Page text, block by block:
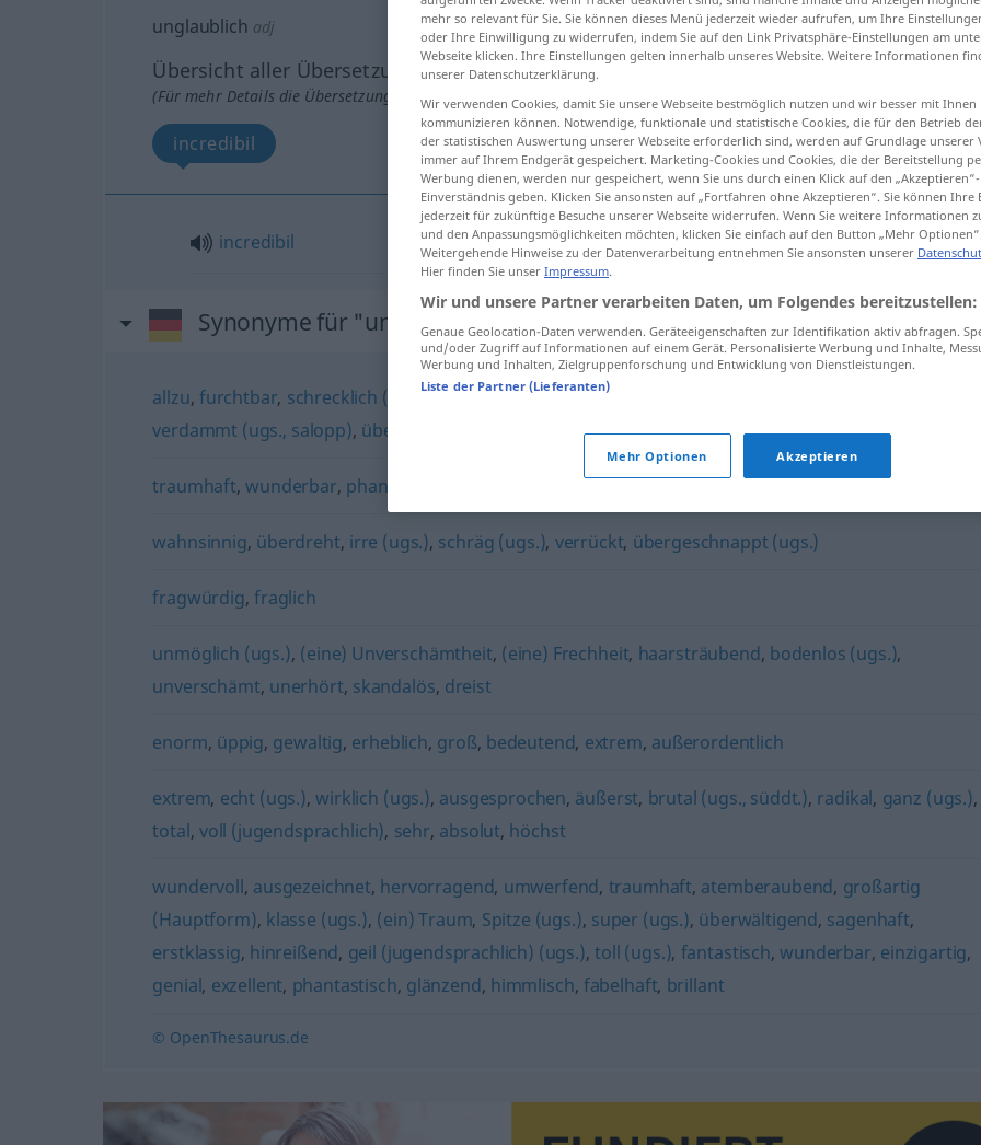
unglaublich adj
Übersicht aller Übersetzungen
(Für mehr Details die Übersetzung anklicken/antippen)
incredibil
incredibil unglaublich
Synonyme für "unglaublich"
allzu, furchtbar, schrecklich (ugs.),verdächtig (ironisch),
verdammt (ugs., salopp), übertrieben ungewöhnlich
traumhaft,wunderbar, phantastisch
wahnsinnig, überdreht, irre (ugs.), schräg (ugs.), verrückt, übergeschnappt (ugs.)
fragwürdig,fraglich
unmöglich (ugs.), (eine) Unverschämtheit, (eine) Frechheit, haarsträubend, bodenlos (ugs.),
unverschämt, unerhört, skandalös, dreist
enorm, üppig, gewaltig, erheblich, groß, bedeutend, extrem, außerordentlich
extrem, echt (ugs.),wirklich (ugs.), ausgesprochen, äußerst, brutal (ugs., süddt.), radikal, ganz (ugs.),
total, voll (jugendsprachlich), sehr, absolut, höchst
wundervoll, ausgezeichnet, hervorragend, umwerfend, traumhaft, atemberaubend, großartig
(Hauptform), klasse (ugs.), (ein) Traum, Spitze (ugs.), super (ugs.), überwältigend, sagenhaft,
erstklassig, hinreißend, geil (jugendsprachlich) (ugs.),toll (ugs.), fantastisch,wunderbar, einzigartig,
genial, exzellent, phantastisch, glänzend, himmlisch, fabelhaft, brillant
© OpenThesaurus.de
mehr so relevant für Sie. Sie können dieses Menü jederzeit wieder aufrufen, um Ihre
oder Ihre Einwilligung zu widerrufen, indem Sie auf den Link Privatsphäre-Einstellungen am
Webseite klicken. Ihre Einstellungen gelten innerhalb unseres Website. Weitere Informationen
unserer Datenschutzerklärung.
Wir verwenden Cookies, damit Sie unsere Webseite bestmöglich nutzen und wir besser mit Ihnen
kommunizieren können. Notwendige, funktionale und statistische Cookies, die für den Betrieb
der statistischen Auswertung unserer Webseite erforderlich sind, werden auf Grundlage unserer
immer auf Ihrem Endgerät gespeichert. Marketing-Cookies und Cookies, die der Bereitstellung
Werbung dienen, werden nur gespeichert, wenn Sie uns durch einen Klick auf den
Einverständnis geben. Klicken Sie ansonsten auf „Fortfahren ohne Akzeptieren“. Sie können Ihre
jederzeit für zukünftige Besuche unserer Webseite widerrufen. Wenn Sie weitere Informationen
und den Anpassungsmöglichkeiten möchten, klicken Sie einfach auf den Button „Mehr Optionen“.
Weitergehende Hinweise zu der Datenverarbeitung entnehmen Sie ansonsten unserer
Hier finden Sie unser Impressum.
Wir und unsere Partner verarbeiten Daten, um Folgendes bereitzustellen:
Genaue Geolocation-Daten verwenden. Geräteeigenschaften zur Identifikation aktiv abfragen.
und/oder Zugriff auf Informationen auf einem Gerät. Personalisierte Werbung und Inhalte,
Werbung und Inhalten, Zielgruppenforschung und Entwicklung von Dienstleistungen.
Liste der Partner (Lieferanten)
Mehr Optionen Akzeptieren